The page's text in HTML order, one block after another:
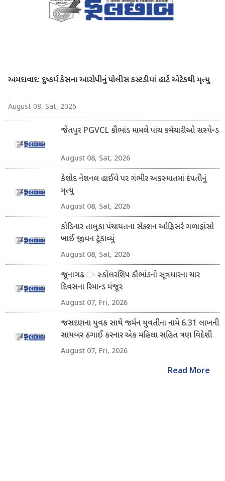
અમદાવાદ: દુષ્કર્મ કેસના આરોપીનું પોલીસ કસ્ટડીમાં હાર્ટ એટેકથી મૃત્યુ
August 08, Sat, 2026
જેતપુર PGVCL કૌભાંડ મામલે પાંચ કર્મચારીઓ સસ્પેન્ડ
August 08, Sat, 2026
કેશોદ નેશનલ હાઈવે પર ગંભીર અકસ્માતમાં દંપતીનું
મૃત્યુ
August 08, Sat, 2026
કોડિનાર તાલુકા પંચાયતના સેક્શન ઓફિસરે ગળાફાંસો
ખાઈ જીવન ટૂંકાવ્યું
August 08, Sat, 2026
જૂનાગઢ ઃ સ્કોલરશિપ કૌભાંડનો સૂત્રધારના ચાર
દિવસના રિમાન્ડ મંજૂર
August 07, Fri, 2026
જસદણના યુવક સાથે જર્મન યુવતીના નામે 6.31 લાખની
સાયબર ઠગાઈ કરનાર એક મહિલા સહિત ત્રણ વિદેશી
નાગરિક ઝડપાયા
August 07, Fri, 2026
Read More